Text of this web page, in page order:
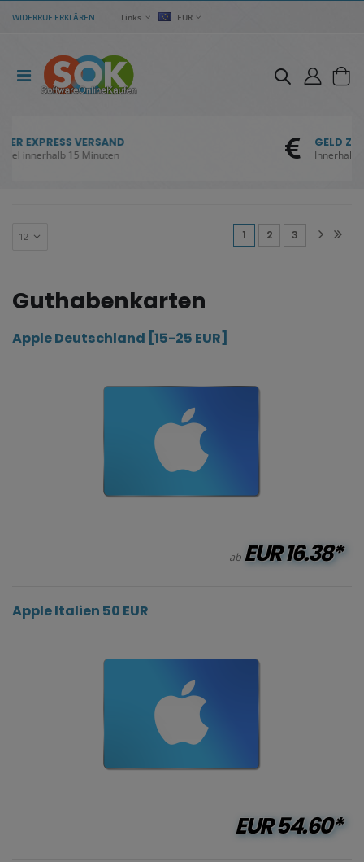
WIDERRUF ERKLÄREN Links EUR
GELD ZURÜCK GARANTIE
Innerhalb 30 Tagen ab Kauf
1(current)
2 3
Guthabenkarten
Apple Deutschland [15-25 EUR]
ab EUR16.38*
Apple Italien 50 EUR
EUR54.60*